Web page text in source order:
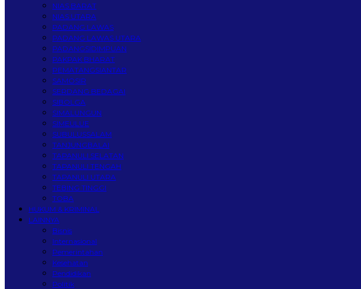
NIAS BARAT
NIAS UTARA
PADANG LAWAS
PADANG LAWAS UTARA
PADANGSIDIMPUAN
PAKPAK BHARAT
PEMATANGSIANTAR
SAMOSIR
SERDANG BEDAGAI
SIBOLGA
SIMALUNGUN
SIMEULUE
SUBULUSSALAM
TANJUNGBALAI
TAPANULI SELATAN
TAPANULI TENGAH
TAPANULI UTARA
TEBING TINGGI
TOBA
HUKUM & KRIMINAL
LAINNYA
Bisnis
Internasional
Pemerintahan
Kesehatan
Pendidikan
Politik